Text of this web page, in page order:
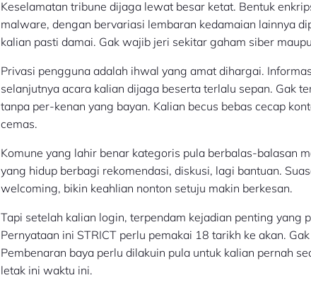
Keselamatan tribune dijaga lewat besar ketat. Bentuk
malware, dengan bervariasi lembaran kedamaian lainnya
kalian pasti damai. Gak wajib jeri sekitar gaham siber
Privasi pengguna adalah ihwal yang amat dihargai.
selanjutnya acara kalian dijaga beserta terlalu sepan. Gak
tanpa per-kenan yang bayan. Kalian becus bebas cecap
cemas.
Komune yang lahir benar kategoris pula berbalas-balasan
yang hidup berbagi rekomendasi, diskusi, lagi bantuan.
welcoming, bikin keahlian nonton setuju makin berkesan.
Tapi setelah kalian login, terpendam kejadian penting yang
Pernyataan ini STRICT perlu pemakai 18 tarikh ke akan.
Pembenaran baya perlu dilakuin pula untuk kalian pernah
letak ini waktu ini.